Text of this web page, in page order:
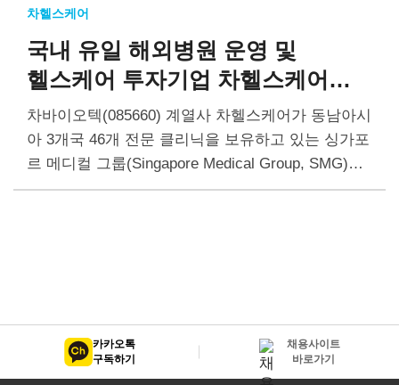
차헬스케어
국내 유일 해외병원 운영 및
헬스케어 투자기업 차헬스케어
싱가포르 메디컬 그룹(SMG)
자회사 편입
차바이오텍(085660) 계열사 차헬스케어가 동남아시
아 3개국 46개 전문 클리닉을 보유하고 있는 싱가포
르 메디컬 그룹(Singapore Medical Group, SMG)을
자회사로 편입했다. SMG의 실적이 2024년 9월부터
카카오톡
구독하기
채용사이트
바로가기